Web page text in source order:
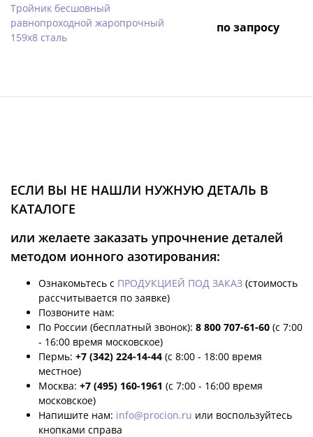
Тройник бесшовный
равнопроходной жаропрочный
159х8 сталь
по запросу
ЕСЛИ ВЫ НЕ НАШЛИ НУЖНУЮ ДЕТАЛЬ В
КАТАЛОГЕ
или желаете заказать упрочнение деталей
методом ионного азотирования:
Ознакомьтесь с ПРОДУКЦИЕЙ ПОД ЗАКАЗ (стоимость
рассчитывается по заявке)
Позвоните нам:
По России (бесплатный звонок): 8 800 707-61-60 (с 7:00
- 16:00 время московское)
Пермь: +7 (342) 224-14-44 (с 8:00 - 18:00 время
местное)
Москва: +7 (495) 160-1961 (с 7:00 - 16:00 время
московское)
Напишите нам: info@procion.ru или воспользуйтесь
кнопками справа